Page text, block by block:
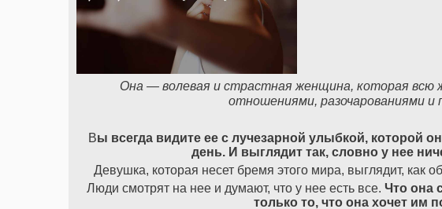
Она — волевая и страстная женщина, которая всю
отношениями, разочарованиями и
Вы всегда видите ее с лучезарной улыбкой, которой
день. И выглядит так, словно у нее
Девушка, которая несет бремя этого мира, выглядит, как
Люди смотрят на нее и думают, что у нее есть все. Что она
только то, что она хочет им